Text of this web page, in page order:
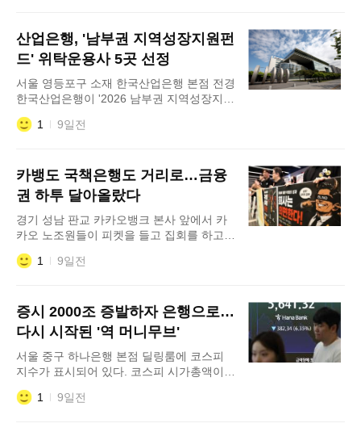
한 데 이은 후속조치다. 카카오뱅크는 출연
금의 절반인 50억원을 서울 25개 자치구와
연계한 '
산업은행, '남부권 지역성장지원펀
드' 위탁운용사 5곳 선정
서울 영등포구 소재 한국산업은행 본점 전경
한국산업은행이 '2026 남부권 지역성장지원
펀드' 위탁운용사 5곳을 최종 선정했다고 29
일 밝혔다. 사모(PE)펀드(2400억원 규모) 위
목표는 1200억원이다. 벤처캐피털(VC)펀드
(1050억원 규모)에는 리인베스트먼트·원익
투자파트너스·이앤인베스
1 9일전
카뱅도 국책은행도 거리로…금융
권 하투 달아올랐다
경기 성남 판교 카카오뱅크 본사 앞에서 카
카오 노조원들이 피켓을 들고 집회를 하고
있다. 금융권의 여름철 쟁의를 뜻하는 ‘하투
(夏鬪)’ 전선이 올해 한층 뜨거워질 전망이
이전에 반대하는 집단행동까지 잇따르고 있
어서다. 29일 금융권에 따르면 카카오뱅크
노조는 31일 파업에 들어간다. 2017년 출범
이후 첫 파업이
1 9일전
증시 2000조 증발하자 은행으로…
다시 시작된 '역 머니무브'
서울 중구 하나은행 본점 딜링룸에 코스피
지수가 표시되어 있다. 코스피 시가총액이
지난달 고점 대비 2000조원 넘게 증발하는
등 증시 변동성이 커지자 주식시장으로 향했
1 9일전